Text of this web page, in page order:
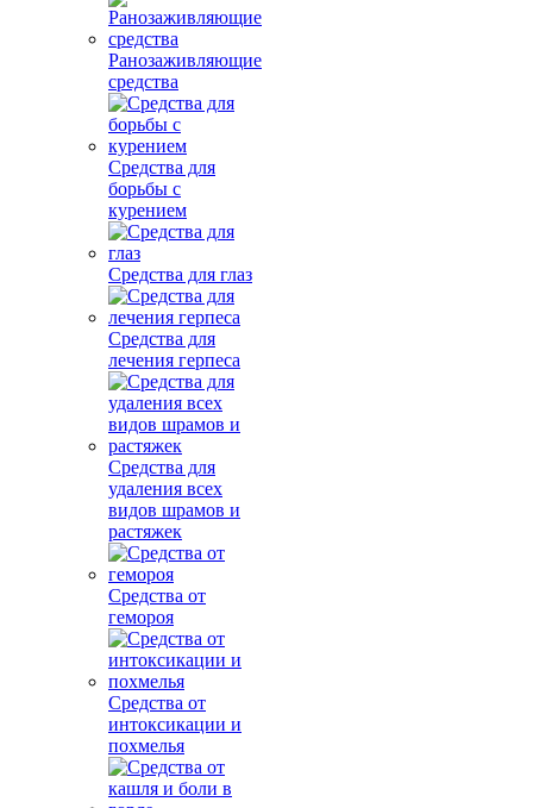
Ранозаживляющие
средства
Средства для
борьбы с
курением
Средства для глаз
Средства для
лечения герпеса
Средства для
удаления всех
видов шрамов и
растяжек
Средства от
гемороя
Средства от
интоксикации и
похмелья